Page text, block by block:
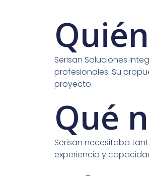
Serisan Soluciones
profesionales. Su
proyecto.
Qué
Serisan necesitaba
experiencia y